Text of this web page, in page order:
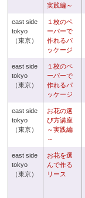
実践編～
east side
tokyo
（東京）
１枚のペ
ーパーで
作れるパ
ッケージ
east side
tokyo
（東京）
１枚のペ
ーパーで
作れるパ
ッケージ
east side
tokyo
（東京）
お花の選
び方講座
～実践編
～
east side
tokyo
（東京）
お花を選
んで作る
リース